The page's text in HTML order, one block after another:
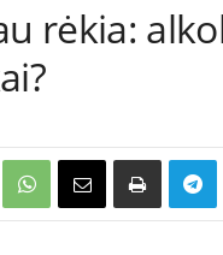
rėkia: